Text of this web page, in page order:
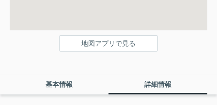
地図アプリで見る
基本情報 詳細情報